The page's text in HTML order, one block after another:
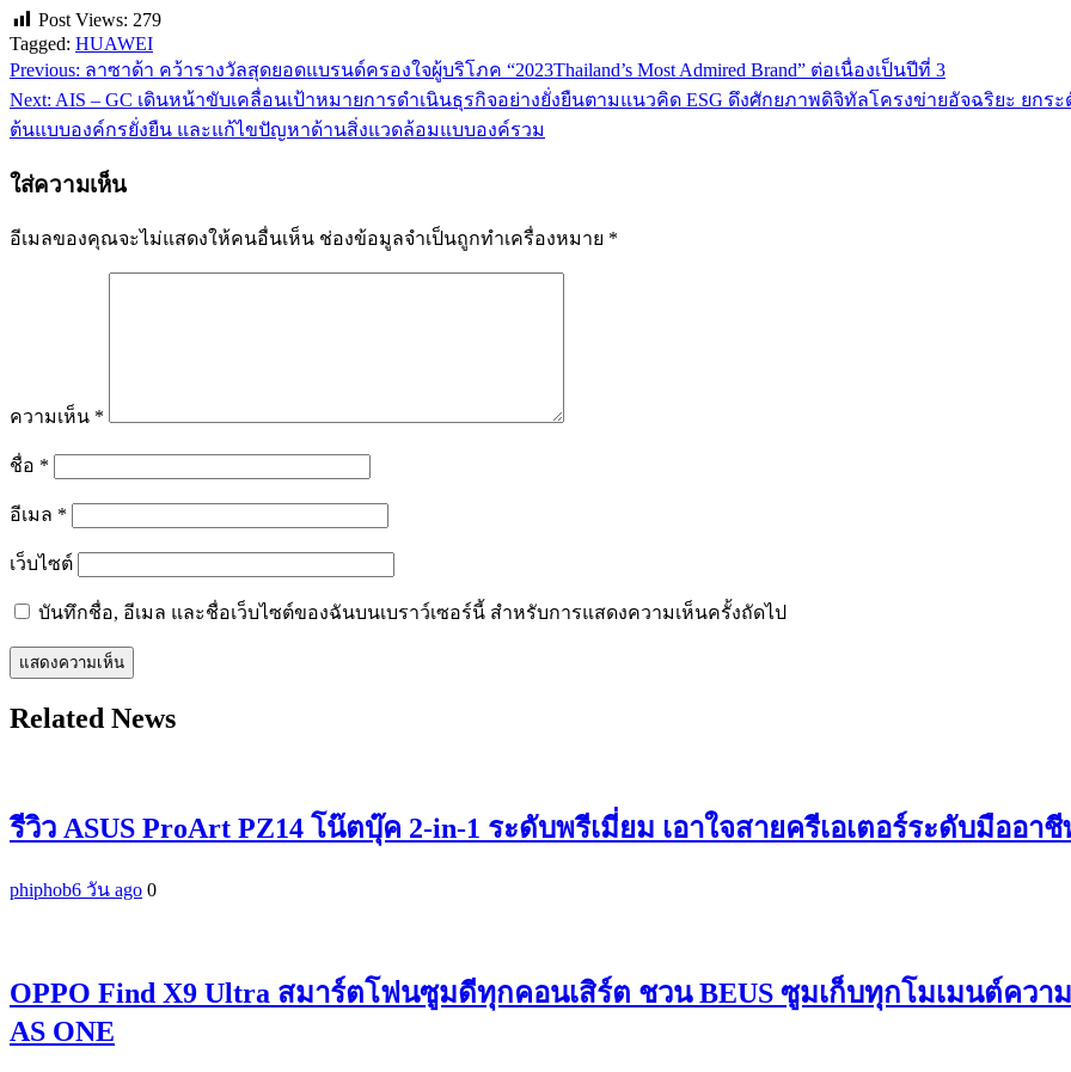
Post Views: 279
Tagged: HUAWEI
แนะแนว
เรื่อง
Previous: ลาซาด้า คว้ารางวัลสุดยอดแบรนด์ครองใจผู้บริโภค “2023Thailand’s Most Admired Brand” ต่อเนื่องเป็นปีที่ 3
Next: AIS – GC เดินหน้าขับเคลื่อนเป้าหมายการดำเนินธุรกิจอย่างยั่งยืนตามแนวคิด ESG ดึงศักยภาพดิจิทัลโครงข่ายอัจฉริยะ ยก
ต้นแบบองค์กรยั่งยืน และแก้ไขปัญหาด้านสิ่งแวดล้อมแบบองค์รวม
ใส่ความเห็น
อีเมลของคุณจะไม่แสดงให้คนอื่นเห็น ช่องข้อมูลจำเป็นถูกทำเครื่องหมาย *
ความเห็น *
ชื่อ *
อีเมล *
เว็บไซต์
บันทึกชื่อ, อีเมล และชื่อเว็บไซต์ของฉันบนเบราว์เซอร์นี้ สำหรับการแสดงความเห็นครั้งถัดไป
Related News
รีวิว ASUS ProArt PZ14 โน๊ตบุ๊ค 2-in-1 ระดับพรีเมี่ยม เอาใจสายครีเอเตอร์ระดับมืออา
phiphob6 วัน ago 0
OPPO Find X9 Ultra สมาร์ตโฟนซูมดีทุกคอนเสิร์ต ชวน BEUS ซูมเก็บทุกโมเมนต์คว
AS ONE